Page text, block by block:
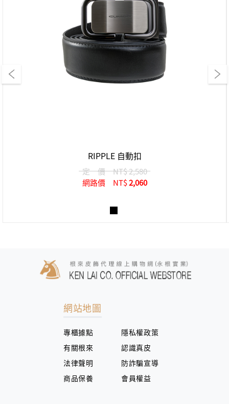
RIPPLE 自動扣
定 價NT$ 2,580
網路價
NT$2,060
網站地圖
專櫃據點
隱私權政策
有關根來
認識真皮
法律聲明
防詐騙宣導
商品保養
會員權益